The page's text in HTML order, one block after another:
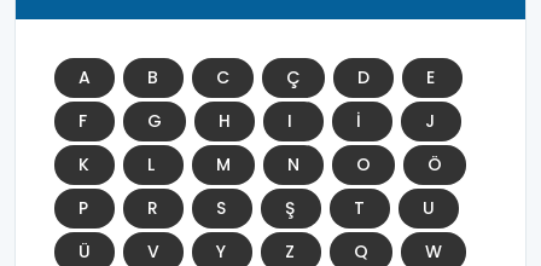
A B C Ç D
E
F
G H I İ
J
K
L M N O
Ö
P
R S Ş T
U
Ü
V Y Z Q
W